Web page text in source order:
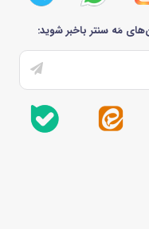
مَه سنتر باخبر شوید: